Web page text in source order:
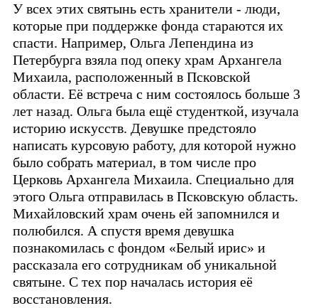
У всех этих святынь есть хранители - люди,
которые при поддержке фонда стараются их
спасти. Например, Ольга Лепендина из
Петербурга взяла под опеку храм Архангела
Михаила, расположенный в Псковской
области. Её встреча с ним состоялось больше 3
лет назад. Ольга была ещё студенткой, изучала
историю искусств. Девушке предстояло
написать курсовую работу, для которой нужно
было собрать материал, в том числе про
Церковь Архангела Михаила. Специально для
этого Ольга отправилась в Псковскую область.
Михайловский храм очень ей запомнился и
полюбился. А спустя время девушка
познакомилась с фондом «Белый ирис» и
рассказала его сотрудникам об уникальной
святыне. С тех пор началась история её
восстановления.